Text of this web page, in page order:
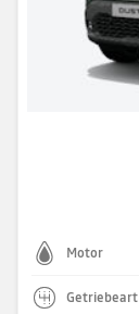
Motor
Getriebeart